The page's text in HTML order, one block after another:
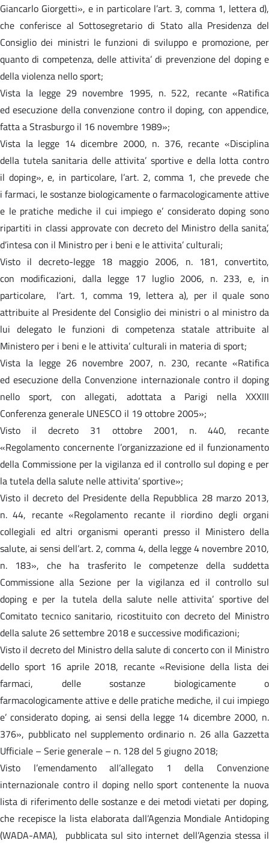
Giancarlo Giorgetti», e in particolare l’art. 3, comma 1, lettera d),
che conferisce al Sottosegretario di Stato alla Presidenza del
Consiglio dei ministri le funzioni di sviluppo e promozione, per
quanto di competenza, delle attivita’ di prevenzione del doping e
della violenza nello sport;
Vista la legge 29 novembre 1995, n. 522, recante «Ratifica
ed esecuzione della convenzione contro il doping, con appendice,
fatta a Strasburgo il 16 novembre 1989»;
Vista la legge 14 dicembre 2000, n. 376, recante «Disciplina
della tutela sanitaria delle attivita’ sportive e della lotta contro
il doping», e, in particolare, l’art. 2, comma 1, che prevede che
i farmaci, le sostanze biologicamente o farmacologicamente attive
e le pratiche mediche il cui impiego e’ considerato doping sono
ripartiti in classi approvate con decreto del Ministro della sanita’,
d’intesa con il Ministro per i beni e le attivita’ culturali;
Visto il decreto-legge 18 maggio 2006, n. 181, convertito,
con modificazioni, dalla legge 17 luglio 2006, n. 233, e, in
particolare, l’art. 1, comma 19, lettera a), per il quale sono
attribuite al Presidente del Consiglio dei ministri o al ministro da
lui delegato le funzioni di competenza statale attribuite al
Ministero per i beni e le attivita’ culturali in materia di sport;
Vista la legge 26 novembre 2007, n. 230, recante «Ratifica
ed esecuzione della Convenzione internazionale contro il doping
nello sport, con allegati, adottata a Parigi nella XXXIII
Conferenza generale UNESCO il 19 ottobre 2005»;
Visto il decreto 31 ottobre 2001, n. 440, recante
«Regolamento concernente l’organizzazione ed il funzionamento
della Commissione per la vigilanza ed il controllo sul doping e per
la tutela della salute nelle attivita’ sportive»;
Visto il decreto del Presidente della Repubblica 28 marzo 2013,
n. 44, recante «Regolamento recante il riordino degli organi
collegiali ed altri organismi operanti presso il Ministero della
salute, ai sensi dell’art. 2, comma 4, della legge 4 novembre 2010,
n. 183», che ha trasferito le competenze della suddetta
Commissione alla Sezione per la vigilanza ed il controllo sul
doping e per la tutela della salute nelle attivita’ sportive del
Comitato tecnico sanitario, ricostituito con decreto del Ministro
della salute 26 settembre 2018 e successive modificazioni;
Visto il decreto del Ministro della salute di concerto con il Ministro
dello sport 16 aprile 2018, recante «Revisione della lista dei
farmaci, delle sostanze biologicamente o
farmacologicamente attive e delle pratiche mediche, il cui impiego
e’ considerato doping, ai sensi della legge 14 dicembre 2000, n.
376», pubblicato nel supplemento ordinario n. 26 alla Gazzetta
Ufficiale – Serie generale – n. 128 del 5 giugno 2018;
Visto l’emendamento all’allegato 1 della Convenzione
internazionale contro il doping nello sport contenente la nuova
lista di riferimento delle sostanze e dei metodi vietati per doping,
che recepisce la lista elaborata dall’Agenzia Mondiale Antidoping
(WADA-AMA), pubblicata sul sito internet dell’Agenzia stessa il